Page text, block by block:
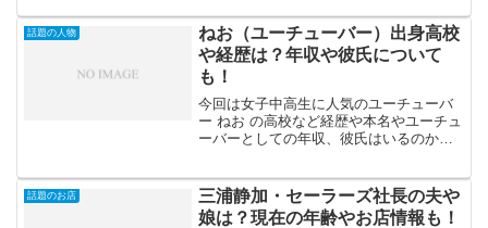
は2023年2月21日のカズレーザーに学ぶ
（記憶の正体）に出...
話題の人物
ねお（ユーチューバー）出身高校
や経歴は？年収や彼氏について
も！
今回は女子中高生に人気のユーチューバ
ー ねお の高校など経歴や本名やユーチュ
ーバーとしての年収、彼氏はいるのかな
いと聞きますが、現在では芸能人も参入
してきたりと、...
話題のお店
三浦静加・セーラーズ社長の夫や
娘は？現在の年齢やお店情報も！